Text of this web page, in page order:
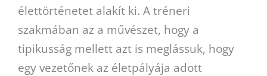
élettörténetet alakít ki. A tréneri
szakmában az a művészet, hogy a
tipikusság mellett azt is meglássuk, hogy
egy vezetőnek az életpályája adott